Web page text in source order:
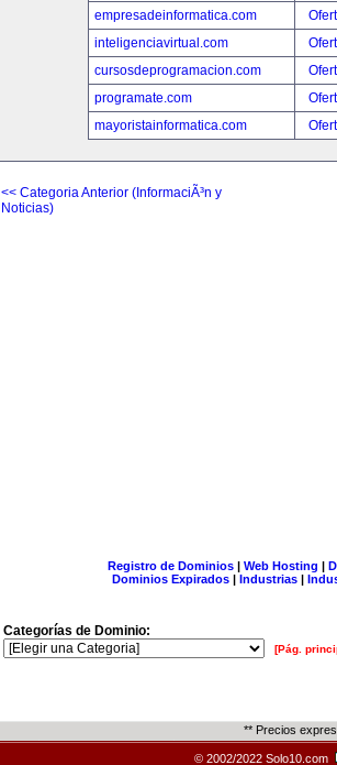
empresadeinformatica.com
inteligenciavirtual.com
cursosdeprogramacion.com
programate.com
mayoristainformatica.com
<< Categoria Anterior (InformaciÃ³n y
Noticias)
Registro de Dominios| Web Hosting |
Dominios Expirados | Industrias |
Categorías de Dominio:
[Pág.
** Precios
© 2002/2022 Solo10.com